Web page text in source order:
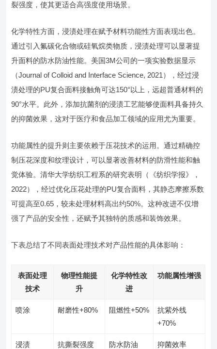
裂强度，使其更适合高强度使用场景。
化学特性方面，浸渍处理在赋予材料功能性方面表现出色。
通过引入氟碳化合物或硅氧烷类物质，浸渍处理可以显著提
升面料的防水防油性能。美国3M公司的一项实验数据显示
（Journal of Colloid and Interface Science, 2021），经过浸
渍处理的PU复合面料接触角可达150°以上，远超普通材料的
90°水平。此外，添加抗菌剂的浸渍工艺能够使面料具备持久
的抑菌效果，这对于医疗和食品加工领域的应用尤为重要。
功能属性的提升则主要依赖于压花技术的运用。通过精确控
制压花深度和纹理设计，可以显著改善材料的防滑性能和触
觉体验。清华大学纺织工程系的研究表明（《纺织学报》，
2022），经过优化压花处理的PU复合面料，其静态摩擦系数
可提高至0.65，较未处理材料高出约50%。这种改进不仅增
强了产品的安全性，还赋予其独特的质感和装饰效果。
下表总结了不同表面处理技术对产品性能的具体影响：
表面处理
技术
物理性能提
升
化学特性改
进
功能属性增强
喷涂 耐磨性+80% 阻燃性+50%
抗紫外线
+70%
浸渍
抗撕裂强度
防水防油
抑菌效率